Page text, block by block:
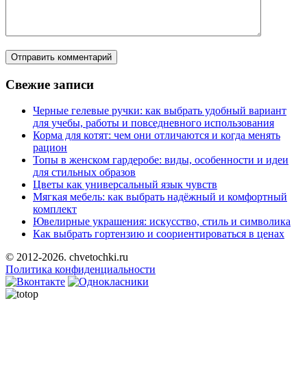
Свежие записи
Черные гелевые ручки: как выбрать удобный вариант
для учебы, работы и повседневного использования
Корма для котят: чем они отличаются и когда менять
рацион
Топы в женском гардеробе: виды, особенности и идеи
для стильных образов
Цветы как универсальный язык чувств
Мягкая мебель: как выбрать надёжный и комфортный
комплект
Ювелирные украшения: искусство, стиль и символика
Как выбрать гортензию и соориентироваться в ценах
© 2012-2026. chvetochki.ru
Политика конфиденциальности